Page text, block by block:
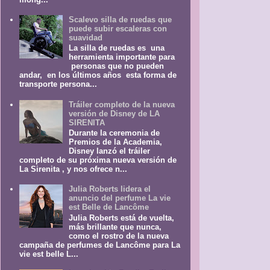
Scalevo silla de ruedas que
puede subir escaleras con
suavidad
La silla de ruedas es una
herramienta importante para
personas que no pueden
andar, en los últimos años esta forma de
transporte persona...
Tráiler completo de la nueva
versión de Disney de LA
SIRENITA
Durante la ceremonia de
Premios de la Academia,
Disney lanzó el tráiler
completo de su próxima nueva versión de
La Sirenita , y nos ofrece n...
Julia Roberts lidera el
anuncio del perfume La vie
est Belle de Lancôme
Julia Roberts está de vuelta,
más brillante que nunca,
como el rostro de la nueva
campaña de perfumes de Lancôme para La
vie est belle L...